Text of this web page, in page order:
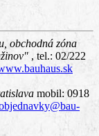
obchodná zóna
, tel.: 02/222
mobil: 0918